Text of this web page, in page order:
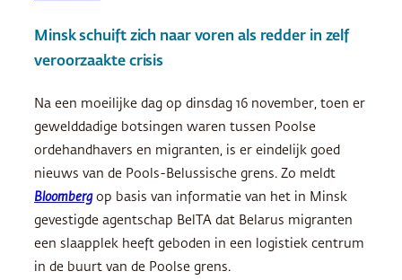
Minsk schuift zich naar voren als redder in zelf
veroorzaakte crisis
Na een moeilijke dag op dinsdag 16 november, toen er
gewelddadige botsingen waren tussen Poolse
ordehandhavers en migranten, is er eindelijk goed
nieuws van de Pools-Belussische grens. Zo meldt
Bloombergop basis van informatie van het in Minsk
gevestigde agentschap BelTA dat Belarus migranten
een slaapplek heeft geboden in een logistiek centrum
in de buurt van de Poolse grens.